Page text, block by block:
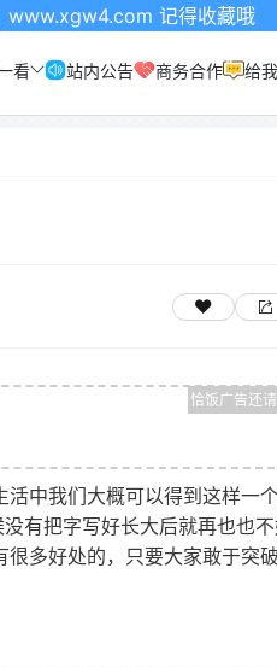
记得收藏哦
看 站内公告 商务合作 给
中我们大概可以得到这样一
有把字写好长大后就再也也
多好处的，只要大家敢于突